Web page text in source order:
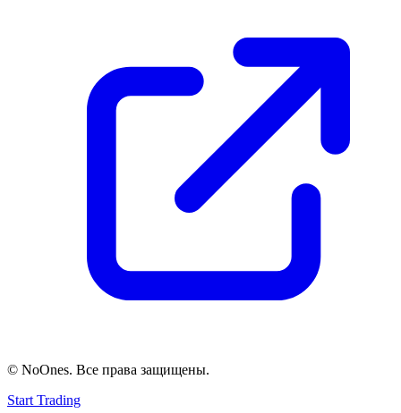
© NoOnes. Все права защищены.
Start Trading